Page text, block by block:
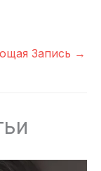
Запись →